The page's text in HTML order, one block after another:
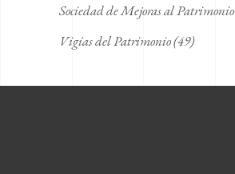
Sociedad de Mejoras al Patrimonio
Vigías del Patrimonio(49)